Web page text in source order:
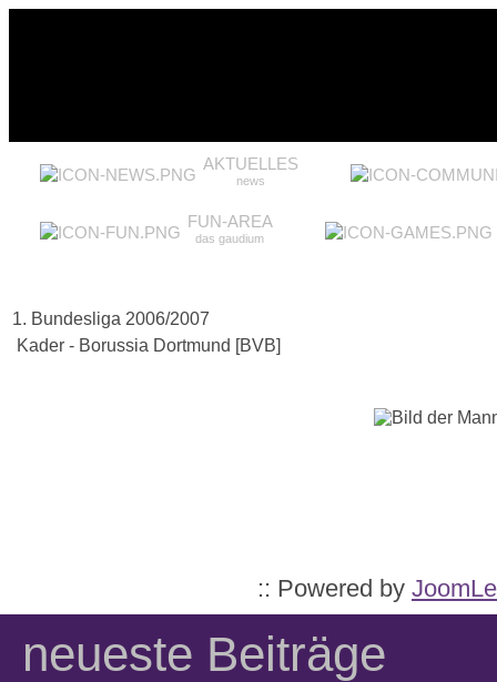
AKTUELLES
news
FUN-AREA
das gaudium
1. Bundesliga 2006/2007
Kader - Borussia Dortmund [BVB]
:: Powered by
neueste Beiträge